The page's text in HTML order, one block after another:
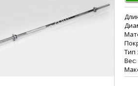
Тип
Вес: